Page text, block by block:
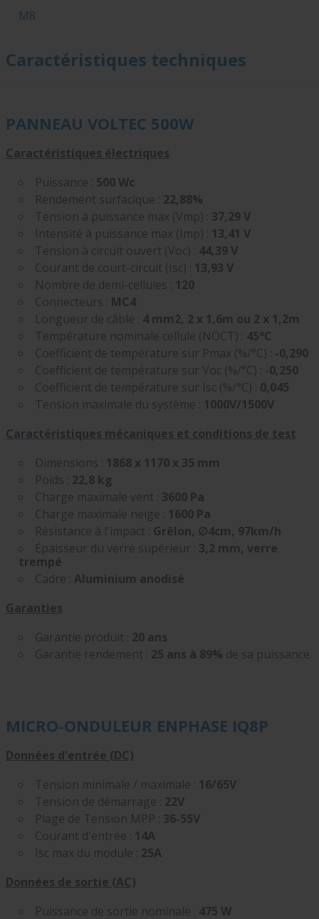
M8
Caractéristiques techniques
PANNEAU VOLTEC 500W
Caractéristiques électriques
Puissance : 500 Wc
Rendement surfacique : 22,88%
Tension à puissance max (Vmp) : 37,29 V
Intensité à puissance max (Imp) : 13,41 V
Tension à circuit ouvert (Voc) : 44,39 V
Courant de court-circuit (Isc) : 13,93 V
Nombre de demi-cellules : 120
Connecteurs : MC4
Longueur de câble : 4 mm2, 2 x 1,6m ou 2 x 1,2m
Température nominale cellule (NOCT) : 45°C
Coefficient de température sur Pmax (%/°C) : -0,290
Coefficient de température sur Voc (%/°C) : -0,250
Coefficient de température sur Isc (%/°C) : 0,045
Tension maximale du système : 1000V/1500V
Caractéristiques mécaniques et conditions de test
Dimensions : 1868 x 1170 x 35 mm
Poids : 22,8 kg
Charge maximale vent : 3600 Pa
Charge maximale neige : 1600 Pa
Résistance à l'impact : Grêlon, ∅4cm, 97km/h
Épaisseur du verre supérieur : 3,2 mm, verre
trempé
Cadre : Aluminium anodisé
Garanties
Garantie produit : 20 ans
Garantie rendement : 25 ans à 89% de sa puissance.
MICRO-ONDULEUR ENPHASE IQ8P
Données d'entrée (DC)
Tension minimale / maximale : 16/65V
Tension de démarrage : 22V
Plage de Tension MPP : 36-55V
Courant d'entrée : 14A
Isc max du module : 25A
Données de sortie (AC)
Puissance de sortie nominale : 475 W